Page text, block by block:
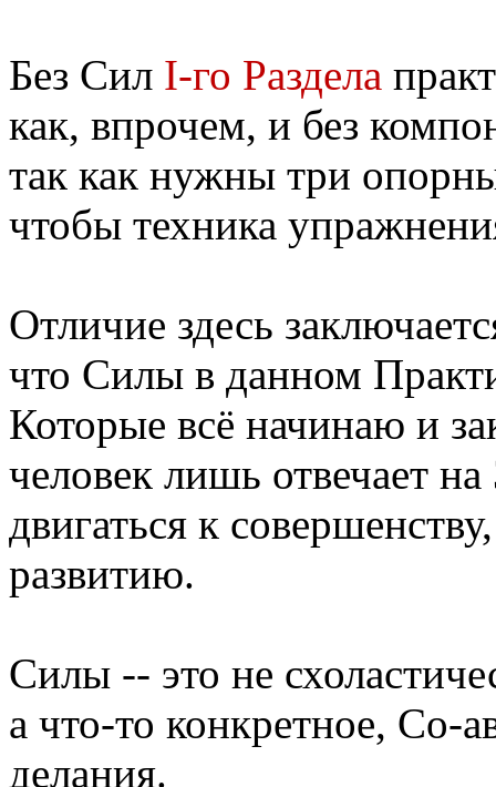
Без Сил I-го Раздела
как, впрочем, и без
так как нужны три
чтобы техника
Отличие здесь
что Силы в данном
Которые всё начинаю и
человек лишь отвечает
двигаться к
развитию.
Силы -- это не
а что-то конкретное, Со-
делания.